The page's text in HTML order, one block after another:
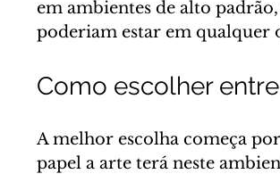
em ambientes de alto
poderiam estar em qualquer
Como escolher
A melhor escolha começa
papel a arte terá neste